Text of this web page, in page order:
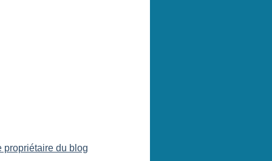
propriétaire du blog